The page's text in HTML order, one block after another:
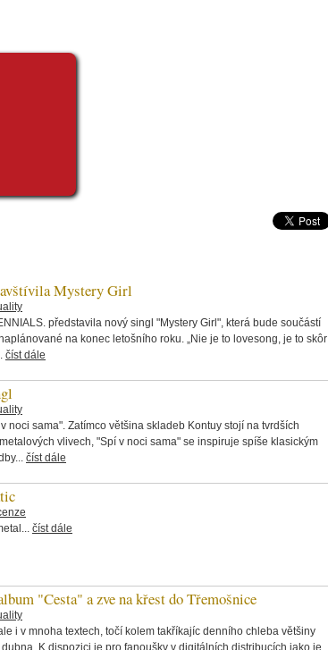
Mystery Girl
představila nový singl "Mystery Girl", která bude součástí
na konec letošního roku. „Nie je to lovesong, je to skôr
číst dále
noci sama". Zatímco většina skladeb Kontuy stojí na tvrdších
vlivech, "Spí v noci sama" se inspiruje spíše klasickým
číst dále
číst dále
"Cesta" a zve na křest do Třemošnice
i v mnoha textech, točí kolem takříkajíc denního chleba většiny
K dispozici je pro fanoušky v digitálních distribucích jako je